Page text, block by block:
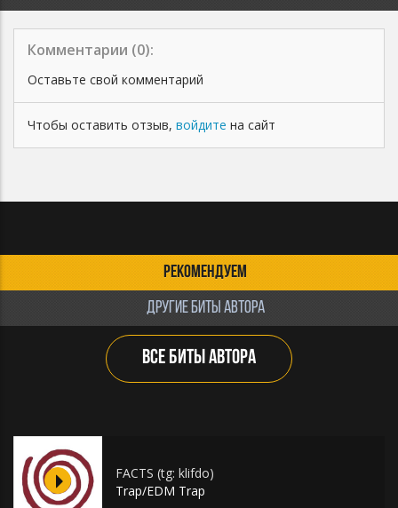
Комментарии (0):
Оставьте свой комментарий
Чтобы оставить отзыв, войдите на сайт
РЕКОМЕНДУЕМ
ДРУГИЕ БИТЫ АВТОРА
ВСЕ БИТЫ АВТОРА
FACTS (tg: klifdo)
Trap/EDM Trap